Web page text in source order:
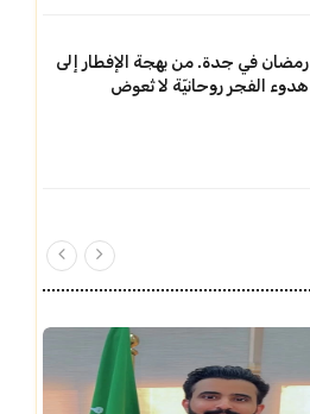
رمضان في جدة. من بهجة الإفطار إلى
هدوء الفجر روحانيّة لا تُعوض